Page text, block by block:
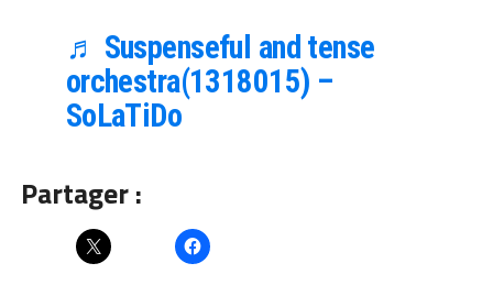
♬ Suspenseful and tense
orchestra(1318015) –
SoLaTiDo
Partager :